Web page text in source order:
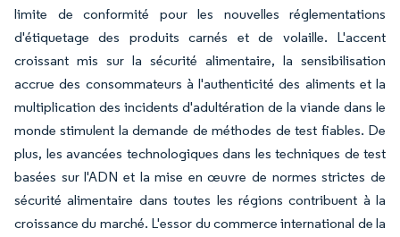
limite de conformité pour les nouvelles réglementations
d'étiquetage des produits carnés et de volaille. L'accent
croissant mis sur la sécurité alimentaire, la sensibilisation
accrue des consommateurs à l'authenticité des aliments et la
multiplication des incidents d'adultération de la viande dans le
monde stimulent la demande de méthodes de test fiables. De
plus, les avancées technologiques dans les techniques de test
basées sur l'ADN et la mise en œuvre de normes strictes de
sécurité alimentaire dans toutes les régions contribuent à la
croissance du marché. L'essor du commerce international de la